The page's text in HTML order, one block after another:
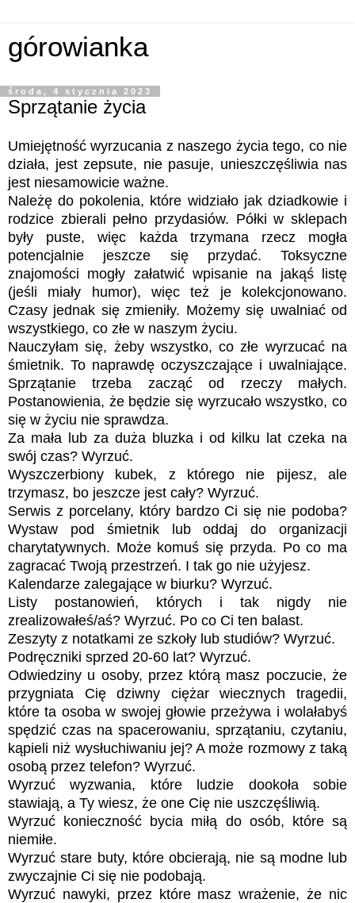
górowianka
środa, 4 stycznia 2023
Sprzątanie życia
Umiejętność wyrzucania z naszego życia tego, co nie
działa, jest zepsute, nie pasuje, unieszczęśliwia nas
jest niesamowicie ważne.
Należę do pokolenia, które widziało jak dziadkowie i
rodzice zbierali pełno przydasiów. Półki w sklepach
były puste, więc każda trzymana rzecz mogła
potencjalnie jeszcze się przydać. Toksyczne
znajomości mogły załatwić wpisanie na jakąś listę
(jeśli miały humor), więc też je kolekcjonowano.
Czasy jednak się zmieniły. Możemy się uwalniać od
wszystkiego, co złe w naszym życiu.
Nauczyłam się, żeby wszystko, co złe wyrzucać na
śmietnik. To naprawdę oczyszczające i uwalniające.
Sprzątanie trzeba zacząć od rzeczy małych.
Postanowienia, że będzie się wyrzucało wszystko, co
się w życiu nie sprawdza.
Za mała lub za duża bluzka i od kilku lat czeka na
swój czas? Wyrzuć.
Wyszczerbiony kubek, z którego nie pijesz, ale
trzymasz, bo jeszcze jest cały? Wyrzuć.
Serwis z porcelany, który bardzo Ci się nie podoba?
Wystaw pod śmietnik lub oddaj do organizacji
charytatywnych. Może komuś się przyda. Po co ma
zagracać Twoją przestrzeń. I tak go nie użyjesz.
Kalendarze zalegające w biurku? Wyrzuć.
Listy postanowień, których i tak nigdy nie
zrealizowałeś/aś? Wyrzuć. Po co Ci ten balast.
Zeszyty z notatkami ze szkoły lub studiów? Wyrzuć.
Podręczniki sprzed 20-60 lat? Wyrzuć.
Odwiedziny u osoby, przez którą masz poczucie, że
przygniata Cię dziwny ciężar wiecznych tragedii,
które ta osoba w swojej głowie przeżywa i wolałabyś
spędzić czas na spacerowaniu, sprzątaniu, czytaniu,
kąpieli niż wysłuchiwaniu jej? A może rozmowy z taką
osobą przez telefon? Wyrzuć.
Wyrzuć wyzwania, które ludzie dookoła sobie
stawiają, a Ty wiesz, że one Cię nie uszczęśliwią.
Wyrzuć konieczność bycia miłą do osób, które są
niemiłe.
Wyrzuć stare buty, które obcierają, nie są modne lub
zwyczajnie Ci się nie podobają.
Wyrzuć nawyki, przez które masz wrażenie, że nic